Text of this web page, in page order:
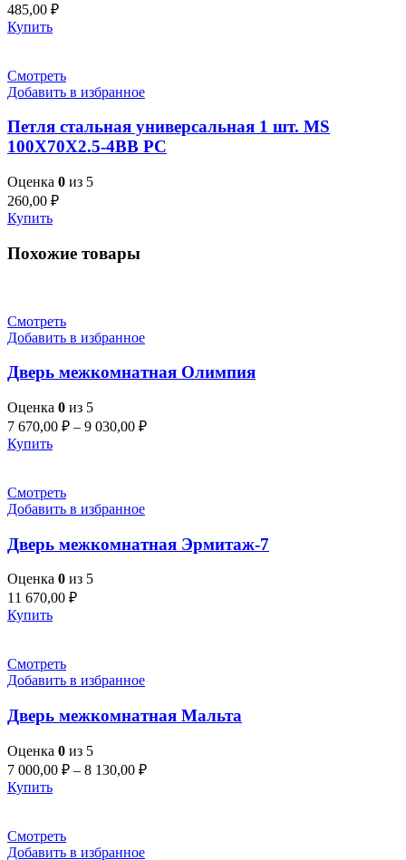
485,00 ₽
Купить
Смотреть
Добавить в избранное
Петля стальная универсальная 1 шт. MS
100X70X2.5-4BB PC
Оценка 0 из 5
260,00 ₽
Купить
Похожие товары
Смотреть
Добавить в избранное
Дверь межкомнатная Олимпия
Оценка 0 из 5
7 670,00 ₽ – 9 030,00 ₽
Купить
Смотреть
Добавить в избранное
Дверь межкомнатная Эрмитаж-7
Оценка 0 из 5
11 670,00 ₽
Купить
Смотреть
Добавить в избранное
Дверь межкомнатная Мальта
Оценка 0 из 5
7 000,00 ₽ – 8 130,00 ₽
Купить
Смотреть
Добавить в избранное